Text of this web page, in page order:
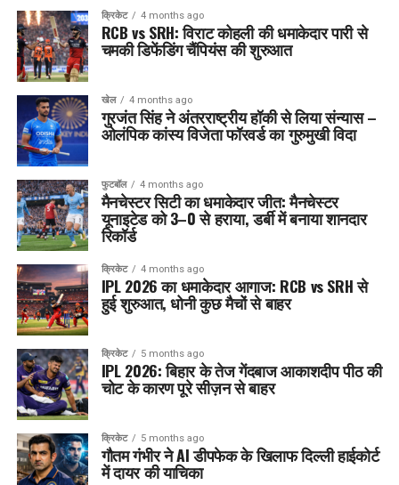
क्रिकेट 4 months ago
RCB vs SRH: विराट कोहली की धमाकेदार पारी से
चमकी डिफेंडिंग चैंपियंस की शुरुआत
खेल 4 months ago
गुरजंत सिंह ने अंतरराष्ट्रीय हॉकी से लिया संन्यास –
ओलंपिक कांस्य विजेता फॉरवर्ड का गुरुमुखी विदा
फुटबॉल 4 months ago
मैनचेस्टर सिटी का धमाकेदार जीत: मैनचेस्टर
यूनाइटेड को 3–0 से हराया, डर्बी में बनाया शानदार
रिकॉर्ड
क्रिकेट 4 months ago
IPL 2026 का धमाकेदार आगाज: RCB vs SRH से
हुई शुरुआत, धोनी कुछ मैचों से बाहर
क्रिकेट 5 months ago
IPL 2026: बिहार के तेज गेंदबाज आकाशदीप पीठ की
चोट के कारण पूरे सीज़न से बाहर
क्रिकेट 5 months ago
गौतम गंभीर ने AI डीपफेक के खिलाफ दिल्ली हाईकोर्ट
में दायर की याचिका